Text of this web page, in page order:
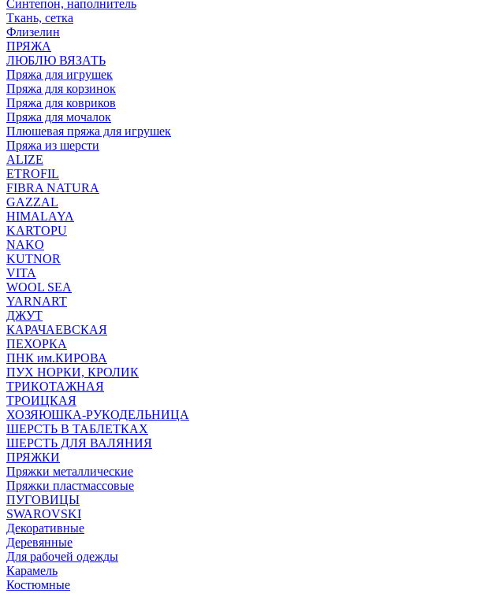
Синтепон, наполнитель
Ткань, сетка
Флизелин
ПРЯЖА
ЛЮБЛЮ ВЯЗАТЬ
Пряжа для игрушек
Пряжа для корзинок
Пряжа для ковриков
Пряжа для мочалок
Плюшевая пряжа для игрушек
Пряжа из шерсти
ALIZE
ETROFIL
FIBRA NATURA
GAZZAL
HIMALAYA
KARTOPU
NAKO
KUTNOR
VITA
WOOL SEA
YARNART
ДЖУТ
КАРАЧАЕВСКАЯ
ПЕХОРКА
ПНК им.КИРОВА
ПУХ НОРКИ, КРОЛИК
ТРИКОТАЖНАЯ
ТРОИЦКАЯ
ХОЗЯЮШКА-РУКОДЕЛЬНИЦА
ШЕРСТЬ В ТАБЛЕТКАХ
ШЕРСТЬ ДЛЯ ВАЛЯНИЯ
ПРЯЖКИ
Пряжки металлические
Пряжки пластмассовые
ПУГОВИЦЫ
SWAROVSKI
Декоративные
Деревянные
Для рабочей одежды
Карамель
Костюмные